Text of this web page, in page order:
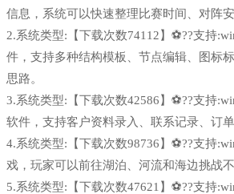
信息，系统可以快速整理比赛时间、对阵
2.系统类型:【下载次数74112】⚽??支持
件，支持多种结构模板、节点编辑、图标
思路。
3.系统类型:【下载次数42586】⚽??支持
软件，支持客户资料录入、联系记录、订
4.系统类型:【下载次数98736】⚽??支持
戏，玩家可以前往湖泊、河流和海边挑战
5.系统类型:【下载次数47621】⚽??支持